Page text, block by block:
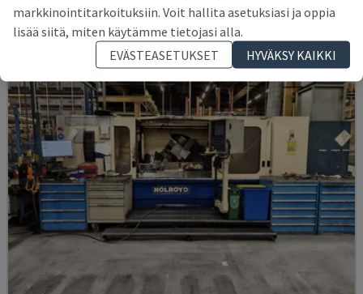
markkinointitarkoituksiin. Voit hallita asetuksiasi ja oppia
lisää siitä, miten käytämme tietojasi alla.
EVÄSTEASETUKSET
HYVÄKSY KAIKKI